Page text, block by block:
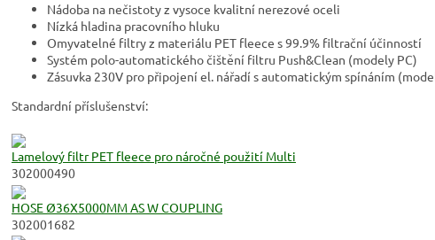
Nádoba na nečistoty z vysoce kvalitní nerezové oceli
Nízká hladina pracovního hluku
Omyvatelné filtry z materiálu PET fleece s 99.9% filtrační účinností
Systém polo-automatického čištění filtru Push&Clean (modely PC)
Zásuvka 230V pro připojení el. nářadí s automatickým spínáním
Standardní příslušenství:
Lamelový filtr PET fleece pro náročné použití Multi
302000490
HOSE Ø36X5000MM AS W COUPLING
302001682